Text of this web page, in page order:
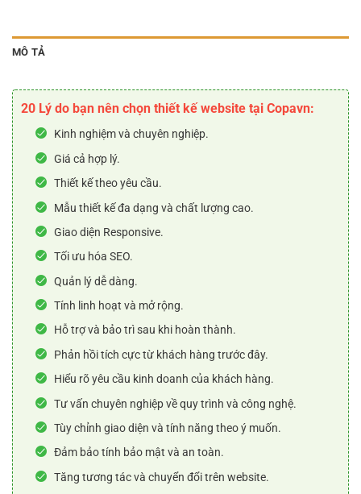
MÔ TẢ
20 Lý do bạn nên chọn thiết kế website tại Copavn:
Kinh nghiệm và chuyên nghiệp.
Giá cả hợp lý.
Thiết kế theo yêu cầu.
Mẫu thiết kế đa dạng và chất lượng cao.
Giao diện Responsive.
Tối ưu hóa SEO.
Quản lý dễ dàng.
Tính linh hoạt và mở rộng.
Hỗ trợ và bảo trì sau khi hoàn thành.
Phản hồi tích cực từ khách hàng trước đây.
Hiểu rõ yêu cầu kinh doanh của khách hàng.
Tư vấn chuyên nghiệp về quy trình và công nghệ.
Tùy chỉnh giao diện và tính năng theo ý muốn.
Đảm bảo tính bảo mật và an toàn.
Tăng tương tác và chuyển đổi trên website.